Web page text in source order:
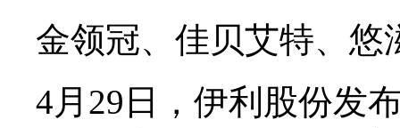
金领冠、佳贝艾特、悠
4月29日，伊利股份发